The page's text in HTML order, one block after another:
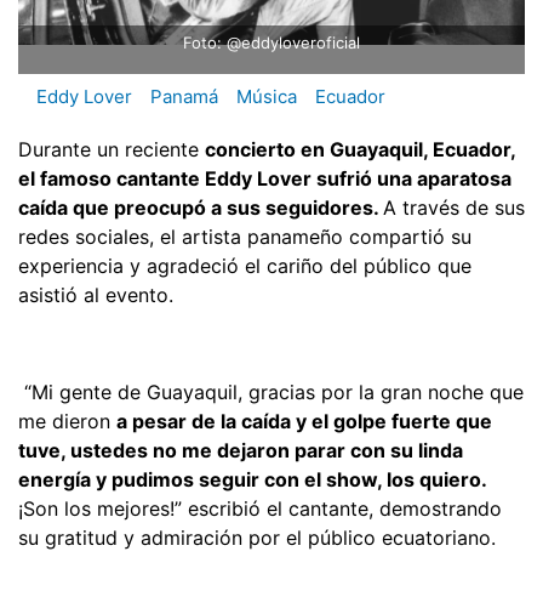
Foto: @eddyloveroficial
Eddy Lover Panamá Música Ecuador
Durante un reciente concierto en Guayaquil, Ecuador,
el famoso cantante Eddy Lover sufrió una aparatosa
caída que preocupó a sus seguidores. A través de sus
redes sociales, el artista panameño compartió su
experiencia y agradeció el cariño del público que
asistió al evento.
“Mi gente de Guayaquil, gracias por la gran noche que
me dieron a pesar de la caída y el golpe fuerte que
tuve, ustedes no me dejaron parar con su linda
energía y pudimos seguir con el show, los quiero.
¡Son los mejores!” escribió el cantante, demostrando
su gratitud y admiración por el público ecuatoriano.